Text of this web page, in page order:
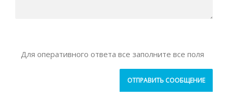
Для оперативного ответа все заполните все поля